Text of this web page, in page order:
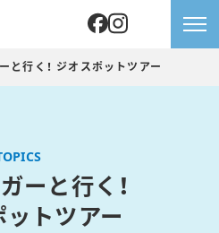
と行く！ ジオスポットツアー
ーと行く！
トツアー